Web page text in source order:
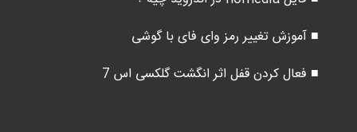
■ آموزش تغییر رمز وای فای با گوشی
■ فعال کردن قفل اثر انگشت گلکسی اس 7